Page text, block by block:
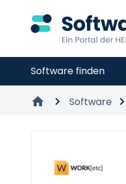
Software finden
Software